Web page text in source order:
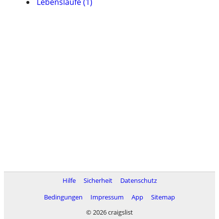
Hilfe Sicherheit
Datenschutz
Bedingungen
Impressum App
Sitemap
© 2026 craigslist